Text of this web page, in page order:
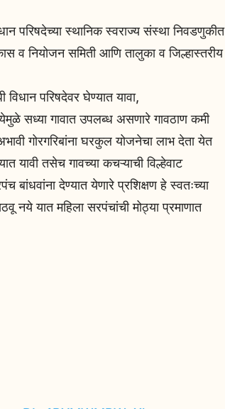
परिषदेच्या स्थानिक स्वराज्य संस्था निवडणुकीत
व नियोजन समिती आणि तालुका व जिल्हास्तरीय
परिषदेवर घेण्यात यावा,
सध्या गावात उपलब्ध असणारे गावठाण कमी
गोरगरिबांना घरकुल योजनेचा लाभ देता येत
यावी तसेच गावच्या कचऱ्याची विल्हेवाट
देण्यात येणारे प्रशिक्षण हे स्वतःच्या
नये यात महिला सरपंचांची मोठ्या प्रमाणात